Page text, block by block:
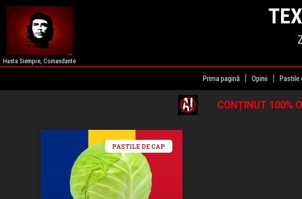
Hasta Siempre, Comandante
Prima pagină Opinii Pastile
CONȚINUT 100%
PASTILE DE CAP